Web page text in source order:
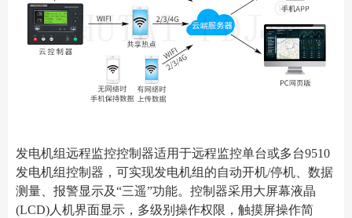
发电机组远程监控控制器适用于远程监控单台或多台9510
发电机组控制器，可实现发电机组的自动开机/停机、数据
测量、报警显示及“三遥”功能。控制器采用大屏幕液晶
(LCD)人机界面显示，多级别操作权限，触摸屏操作简